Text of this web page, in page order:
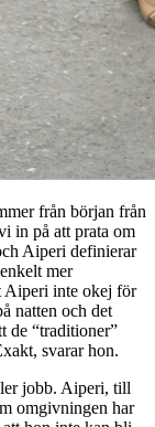
från början från
in på att prata om
Aiperi definierar
mer
Aiperi inte okej för
natten och det
de “traditioner”
svarar hon.
jobb. Aiperi, till
omgivningen har